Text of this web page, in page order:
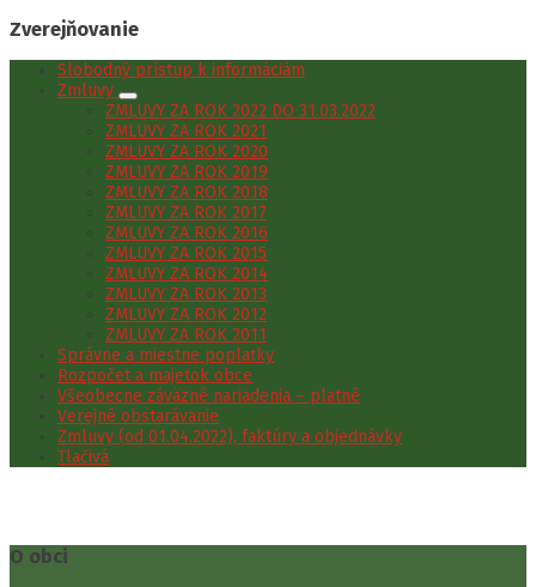
Zverejňovanie
Slobodný prístup k informáciám
Zmluvy
ZMLUVY ZA ROK 2022 DO 31.03.2022
ZMLUVY ZA ROK 2021
ZMLUVY ZA ROK 2020
ZMLUVY ZA ROK 2019
ZMLUVY ZA ROK 2018
ZMLUVY ZA ROK 2017
ZMLUVY ZA ROK 2016
ZMLUVY ZA ROK 2015
ZMLUVY ZA ROK 2014
ZMLUVY ZA ROK 2013
ZMLUVY ZA ROK 2012
ZMLUVY ZA ROK 2011
Správne a miestne poplatky
Rozpočet a majetok obce
Všeobecne záväzné nariadenia – platné
Verejné obstarávanie
Zmluvy (od 01.04.2022), faktúry a objednávky
Tlačivá
O obci